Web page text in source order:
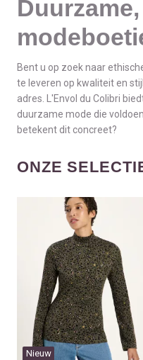
Bent u op zoek naar
te leveren op kwaliteit en
adres. L'Envol du Colibri
duurzame mode die
betekent dit concreet?
ONZE
Nieuw